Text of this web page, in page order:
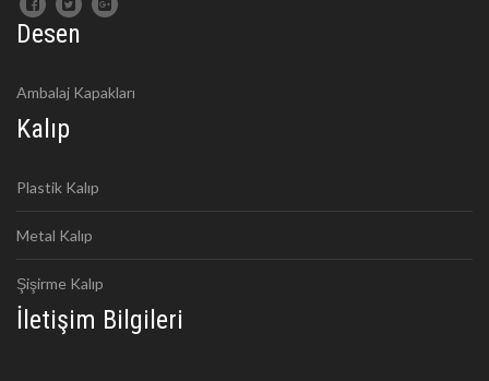
Desen
Ambalaj Kapakları
Kalıp
Plastik Kalıp
Metal Kalıp
Şişirme Kalıp
İletişim Bilgileri